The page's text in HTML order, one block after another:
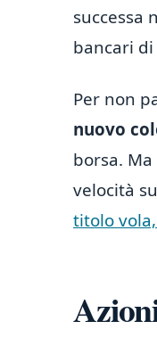
successa
bancari
Per non
nuovo
borsa.
velocità
titolo